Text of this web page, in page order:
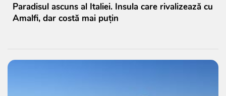
Paradisul ascuns al Italiei. Insula care rivalizează cu
Amalfi, dar costă mai puțin